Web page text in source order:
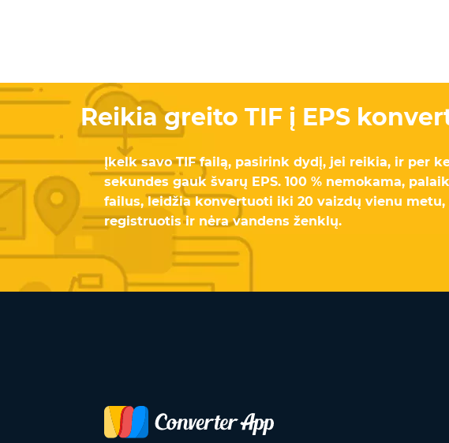
Reikia greito TIF į EPS
Įkelk savo TIF failą, pasirink dydį, jei reikia, ir per
sekundes gauk švarų EPS. 100 % nemokama,
failus, leidžia konvertuoti iki 20 vaizdų vienu metu,
registruotis ir nėra vandens ženklų.